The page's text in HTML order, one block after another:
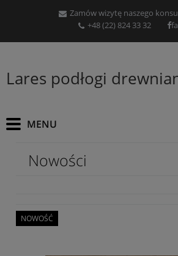
Zamów wizytę naszego
+48 (22) 824 33 32
Lares podłogi
Nowości
NOWOŚĆ